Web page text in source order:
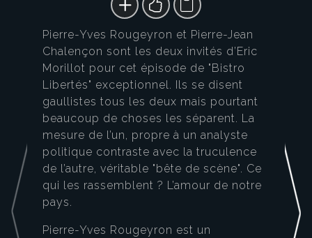
Pierre-Yves Rougeyron et Pierre-Jean
Chalençon sont les deux invités d’Eric
Morillot pour cet épisode de "Bistro
Libertés" exceptionnel. Ils se disent
gaullistes tous les deux mais pourtant
beaucoup de choses les séparent. La
mesure de l’un, propre à un analyste
politique contraste avec la truculence
de l’autre, véritable "bête de scène". Ce
qui les rassemblent ? L’amour de notre
pays.
Pierre-Yves Rougeyron est un